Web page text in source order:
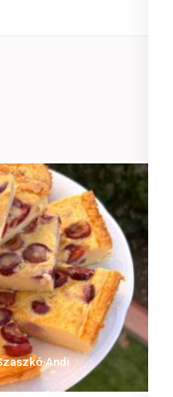
Andi